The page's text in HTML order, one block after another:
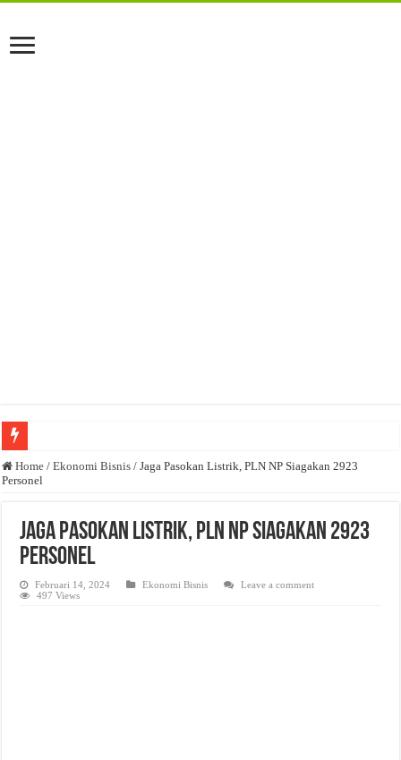
Anda butuh promosi usaha? Kontak ke Email redaksi@bisnisnasional.com
Dibutuhkan Marketing. Lamaran di-email ke redaksi@bisnisnasional.com
Home / Ekonomi Bisnis / Jaga Pasokan Listrik, PLN NP Siagakan 2923
Personel
Jaga Pasokan Listrik, PLN NP Siagakan 2923
Personel
Februari 14, 2024 Ekonomi Bisnis
Leave a comment
497 Views